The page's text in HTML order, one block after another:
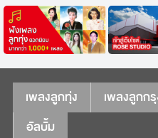
เพลงลูกทุ่ง เพลงลูกก
อัลบั้ม